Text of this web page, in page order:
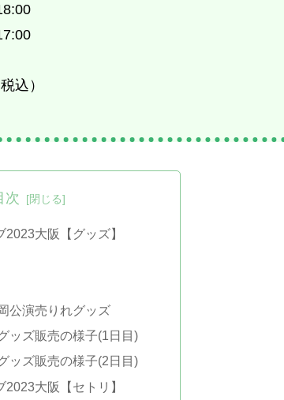
込）
次
2023大阪【グッズ】
公演売りれグッズ
ッズ販売の様子(1日目)
ッズ販売の様子(2日目)
2023大阪【セトリ】